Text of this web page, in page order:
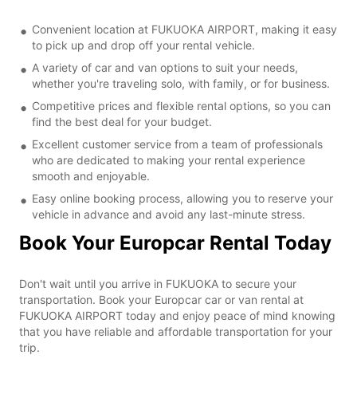
Convenient location at FUKUOKA AIRPORT, making it easy
to pick up and drop off your rental vehicle.
A variety of car and van options to suit your needs,
whether you're traveling solo, with family, or for business.
Competitive prices and flexible rental options, so you can
find the best deal for your budget.
Excellent customer service from a team of professionals
who are dedicated to making your rental experience
smooth and enjoyable.
Easy online booking process, allowing you to reserve your
vehicle in advance and avoid any last-minute stress.
Book Your Europcar Rental Today
Don't wait until you arrive in FUKUOKA to secure your
transportation. Book your Europcar car or van rental at
FUKUOKA AIRPORT today and enjoy peace of mind knowing
that you have reliable and affordable transportation for your
trip.